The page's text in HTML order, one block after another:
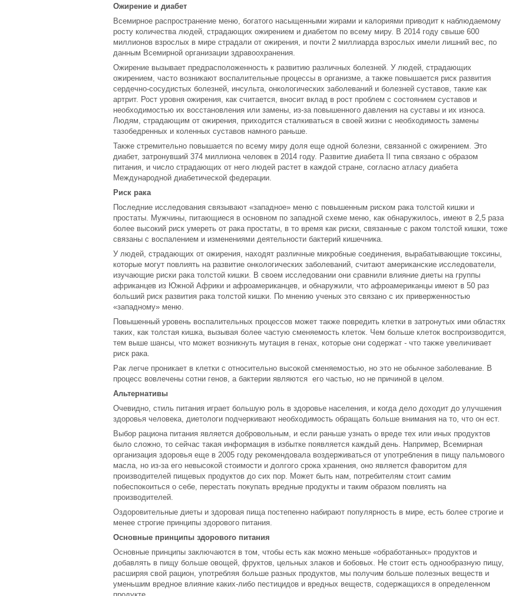
Ожирение и диабет
Всемирное распространение меню, богатого насыщенными жирами и калориями приводит к наблюдаемому
росту количества людей, страдающих ожирением и диабетом по всему миру. В 2014 году свыше 600
миллионов взрослых в мире страдали от ожирения, и почти 2 миллиарда взрослых имели лишний вес, по
данным Всемирной организации здравоохранения.
Ожирение вызывает предрасположенность к развитию различных болезней. У людей, страдающих
ожирением, часто возникают воспалительные процессы в организме, а также повышается риск развития
сердечно-сосудистых болезней, инсульта, онкологических заболеваний и болезней суставов, такие как
артрит. Рост уровня ожирения, как считается, вносит вклад в рост проблем с состоянием суставов и
необходимостью их восстановления или замены, из-за повышенного давления на суставы и их износа.
Людям, страдающим от ожирения, приходится сталкиваться в своей жизни с необходимость замены
тазобедренных и коленных суставов намного раньше.
Также стремительно повышается по всему миру доля еще одной болезни, связанной с ожирением. Это
диабет, затронувший 374 миллиона человек в 2014 году. Развитие диабета II типа связано с образом
питания, и число страдающих от него людей растет в каждой стране, согласно атласу диабета
Международной диабетической федерации.
Риск рака
Последние исследования связывают «западное» меню с повышенным риском рака толстой кишки и
простаты. Мужчины, питающиеся в основном по западной схеме меню, как обнаружилось, имеют в 2,5 раза
более высокий риск умереть от рака простаты, в то время как риски, связанные с раком толстой кишки, тоже
связаны с воспалением и изменениями деятельности бактерий кишечника.
У людей, страдающих от ожирения, находят различные микробные соединения, вырабатывающие токсины,
которые могут повлиять на развитие онкологических заболеваний, считают американские исследователи,
изучающие риски рака толстой кишки. В своем исследовании они сравнили влияние диеты на группы
африканцев из Южной Африки и афроамериканцев, и обнаружили, что афроамериканцы имеют в 50 раз
больший риск развития рака толстой кишки. По мнению ученых это связано с их приверженностью
«западному» меню.
Повышенный уровень воспалительных процессов может также повредить клетки в затронутых ими областях
таких, как толстая кишка, вызывая более частую сменяемость клеток. Чем больше клеток воспроизводится,
тем выше шансы, что может возникнуть мутация в генах, которые они содержат - что также увеличивает
риск рака.
Рак легче проникает в клетки с относительно высокой сменяемостью, но это не обычное заболевание. В
процесс вовлечены сотни генов, а бактерии являются его частью, но не причиной в целом.
Альтернативы
Очевидно, стиль питания играет большую роль в здоровье населения, и когда дело доходит до улучшения
здоровья человека, диетологи подчеркивают необходимость обращать больше внимания на то, что он ест.
Выбор рациона питания является добровольным, и если раньше узнать о вреде тех или иных продуктов
было сложно, то сейчас такая информация в избытке появляется каждый день. Например, Всемирная
организация здоровья еще в 2005 году рекомендовала воздерживаться от употребления в пищу пальмового
масла, но из-за его невысокой стоимости и долгого срока хранения, оно является фаворитом для
производителей пищевых продуктов до сих пор. Может быть нам, потребителям стоит самим
побеспокоиться о себе, перестать покупать вредные продукты и таким образом повлиять на
производителей.
Оздоровительные диеты и здоровая пища постепенно набирают популярность в мире, есть более строгие и
менее строгие принципы здорового питания.
Основные принципы здорового питания
Основные принципы заключаются в том, чтобы есть как можно меньше «обработанных» продуктов и
добавлять в пищу больше овощей, фруктов, цельных злаков и бобовых. Не стоит есть однообразную пищу,
расширяя свой рацион, употребляя больше разных продуктов, мы получим больше полезных веществ и
уменьшим вредное влияние каких-либо пестицидов и вредных веществ, содержащихся в определенном